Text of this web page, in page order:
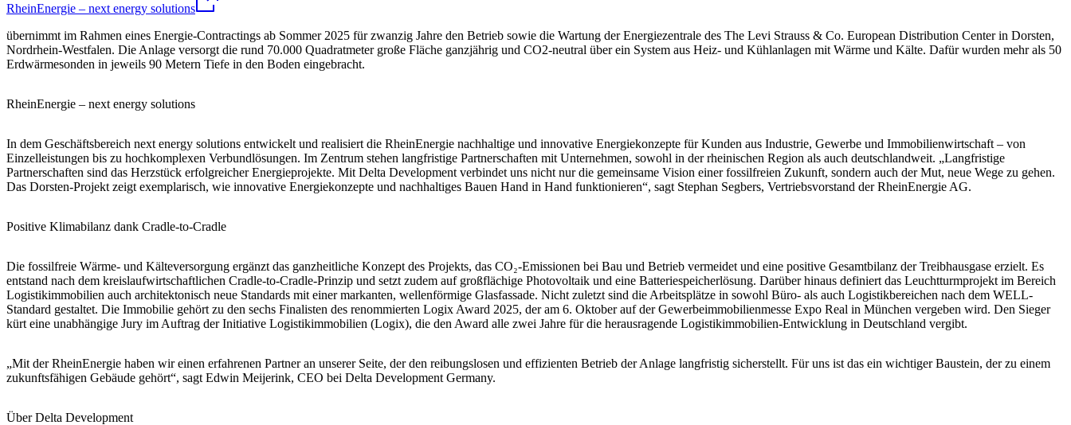
RheinEnergie – next energy solutions
übernimmt im Rahmen eines Energie-Contractings ab Sommer 2025 für zwanzig Jahre den Betrieb sowie die Wartung der Energiezentrale des The Levi Strauss & Co. European Distribution Center in Dorsten,
Nordrhein-Westfalen. Die Anlage versorgt die rund 70.000 Quadratmeter große Fläche ganzjährig und CO2-neutral über ein System aus Heiz- und Kühlanlagen mit Wärme und Kälte. Dafür wurden mehr als 50
Erdwärmesonden in jeweils 90 Metern Tiefe in den Boden eingebracht.
RheinEnergie – next energy solutions
In dem Geschäftsbereich next energy solutions entwickelt und realisiert die RheinEnergie nachhaltige und innovative Energiekonzepte für Kunden aus Industrie, Gewerbe und Immobilienwirtschaft – von
Einzelleistungen bis zu hochkomplexen Verbundlösungen. Im Zentrum stehen langfristige Partnerschaften mit Unternehmen, sowohl in der rheinischen Region als auch deutschlandweit. „Langfristige
Partnerschaften sind das Herzstück erfolgreicher Energieprojekte. Mit Delta Development verbindet uns nicht nur die gemeinsame Vision einer fossilfreien Zukunft, sondern auch der Mut, neue Wege zu gehen.
Das Dorsten-Projekt zeigt exemplarisch, wie innovative Energiekonzepte und nachhaltiges Bauen Hand in Hand funktionieren“, sagt Stephan Segbers, Vertriebsvorstand der RheinEnergie AG.
Positive Klimabilanz dank Cradle-to-Cradle
Die fossilfreie Wärme- und Kälteversorgung ergänzt das ganzheitliche Konzept des Projekts, das CO₂-Emissionen bei Bau und Betrieb vermeidet und eine positive Gesamtbilanz der Treibhausgase erzielt. Es
entstand nach dem kreislaufwirtschaftlichen Cradle-to-Cradle-Prinzip und setzt zudem auf großflächige Photovoltaik und eine Batteriespeicherlösung. Darüber hinaus definiert das Leuchtturmprojekt im Bereich
Logistikimmobilien auch architektonisch neue Standards mit einer markanten, wellenförmige Glasfassade. Nicht zuletzt sind die Arbeitsplätze in sowohl Büro- als auch Logistikbereichen nach dem WELL-
Standard gestaltet. Die Immobilie gehört zu den sechs Finalisten des renommierten Logix Award 2025, der am 6. Oktober auf der Gewerbeimmobilienmesse Expo Real in München vergeben wird. Den Sieger
kürt eine unabhängige Jury im Auftrag der Initiative Logistikimmobilien (Logix), die den Award alle zwei Jahre für die herausragende Logistikimmobilien-Entwicklung in Deutschland vergibt.
„Mit der RheinEnergie haben wir einen erfahrenen Partner an unserer Seite, der den reibungslosen und effizienten Betrieb der Anlage langfristig sicherstellt. Für uns ist das ein wichtiger Baustein, der zu einem
zukunftsfähigen Gebäude gehört“, sagt Edwin Meijerink, CEO bei Delta Development Germany.
Über Delta Development